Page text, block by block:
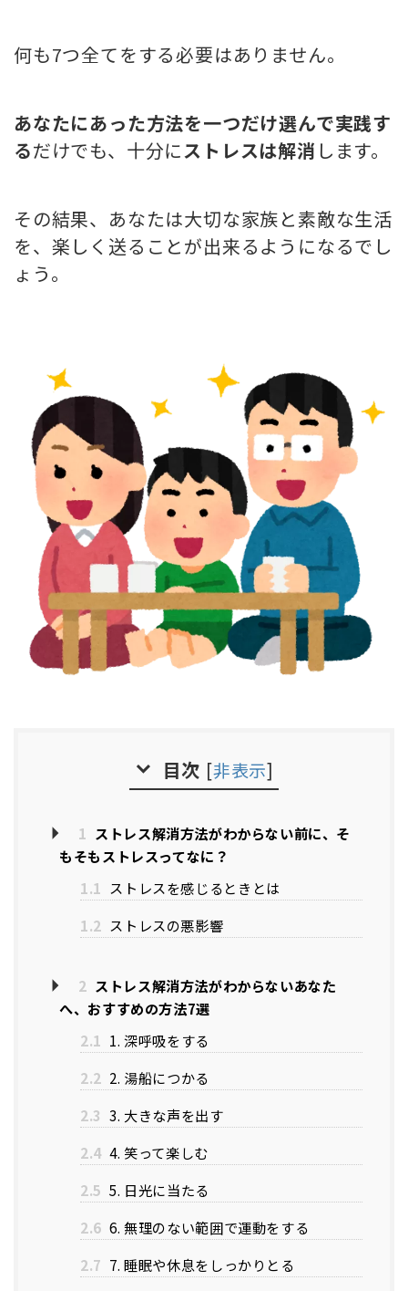
何も7つ全てをする必要はありません。
あなたにあった方法を一つだけ選んで実践す
るだけでも、十分にストレスは解消 します。
その結果、あなたは大切な家族と素敵な生活
を、楽しく送ることが出来るようになるでし
ょう。
目次 [非表示]
1 ストレス解消方法がわからない前に、そ
もそもストレスってなに？
1.1 ストレスを感じるときとは
1.2 ストレスの悪影響
2 ストレス解消方法がわからないあなた
へ、おすすめの方法7選
2.1 1. 深呼吸をする
2.2 2. 湯船につかる
2.3 3. 大きな声を出す
2.4 4. 笑って楽しむ
2.5 5. 日光に当たる
2.6 6. 無理のない範囲で運動をする
2.7 7. 睡眠や休息をしっかりとる